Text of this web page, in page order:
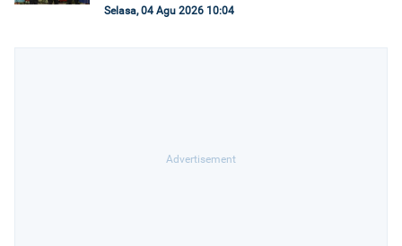
Selasa, 04 Agu 2026 10:04